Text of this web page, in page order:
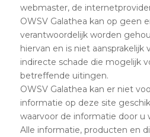
webmaster, de
OWSV Galathea kan op geen
verantwoordelijk worden
hiervan en is niet
indirecte schade die mogelijk
betreffende uitingen.
OWSV Galathea kan er niet
informatie op deze site
waarvoor de informatie door u
Alle informatie, producten en